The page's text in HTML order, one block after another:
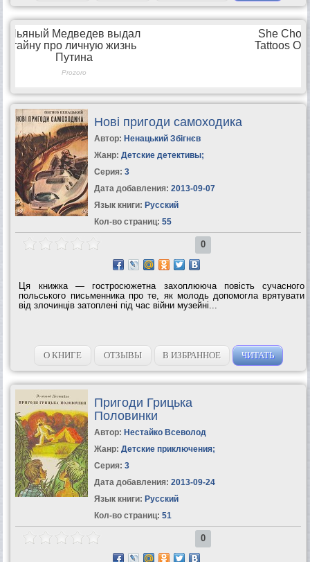
Нові пригоди самоходика
Автор: Ненацький Збігнєв
Жанр: Детские детективы;
Серия: 3
Дата добавления: 2013-09-07
Язык книги: Русский
Кол-во страниц: 55
0
Ця книжка — гостросюжетна захоплююча повість сучасного
польського письменника про те, як молодь допомогла врятувати
від злочинців затоплені під час війни музейні...
О КНИГЕ ОТЗЫВЫ В ИЗБРАННОЕ ЧИТАТЬ
Пригоди Грицька
Половинки
Автор: Нестайко Всеволод
Жанр: Детские приключения;
Серия: 3
Дата добавления: 2013-09-24
Язык книги: Русский
Кол-во страниц: 51
0